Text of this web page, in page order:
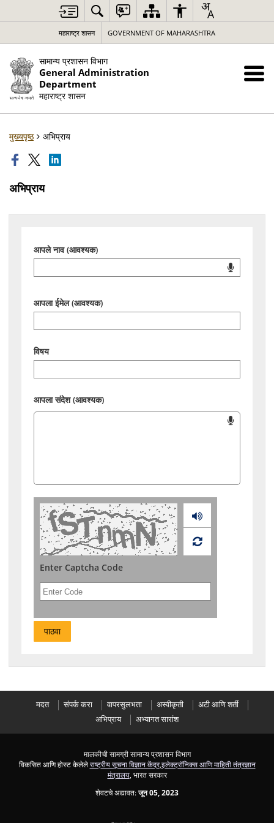
महाराष्ट्र शासन GOVERNMENT OF MAHARASHTRA
सामान्य प्रशासन विभाग
General Administration
Department
महाराष्ट्र शासन
मुख्यपृष्ठ अभिप्राय
अभिप्राय
आपले नाव (आवश्यक)
आपला ईमेल (आवश्यक)
विषय
आपला संदेश (आवश्यक)
Audio
Enter Captcha Code
मदत संपर्क करा वापरसुलभता अस्वीकृती
अटी आणि शर्ती
अभिप्राय
अभ्यागत सारांश
मालकीची सामग्री सामान्य प्रशासन विभाग
विकसित आणि होस्ट केलेलेराष्ट्रीय सूचना विज्ञान केंद्र,इलेक्ट्रॉनिक्स आणि माहिती तंत्रज्ञान
मंत्रालय, भारत सरकार
शेवटचे अद्यावत:जून 05, 2023